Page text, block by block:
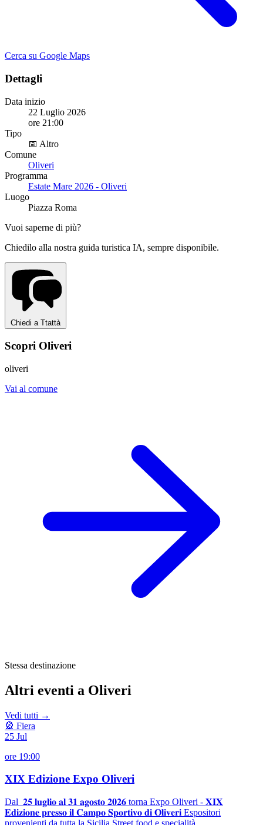
Cerca su Google Maps
Dettagli
Data inizio
22 Luglio 2026
ore 21:00
Tipo
📅 Altro
Comune
Oliveri
Programma
Estate Mare 2026 - Oliveri
Luogo
Piazza Roma
Vuoi saperne di più?
Chiedilo alla nostra guida turistica IA, sempre disponibile.
Chiedi a Ttattà
Scopri Oliveri
oliveri
Vai al comune
Stessa destinazione
Altri eventi a Oliveri
Vedi tutti →
🎡 Fiera
25 Jul
ore 19:00
XIX Edizione Expo Oliveri
Dal 𝟐𝟓 𝐥𝐮𝐠𝐥𝐢𝐨 𝐚𝐥 𝟑𝟏 𝐚𝐠𝐨𝐬𝐭𝐨 𝟐𝟎𝟐𝟔 torna Expo Oliveri - 𝐗𝐈𝐗
𝐄𝐝𝐢𝐳𝐢𝐨𝐧𝐞 𝐩𝐫𝐞𝐬𝐬𝐨 𝐢𝐥 𝐂𝐚𝐦𝐩𝐨 𝐒𝐩𝐨𝐫𝐭𝐢𝐯𝐨 𝐝𝐢 𝐎𝐥𝐢𝐯𝐞𝐫𝐢 Espositori